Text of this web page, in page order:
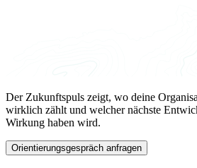
Der Zukunftspuls zeigt, wo deine
wirklich zählt und welcher nächste
Wirkung haben wird.
Orientierungsgespräch anfragen